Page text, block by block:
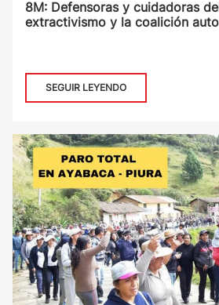
8M: Defensoras y cuidadoras
extractivismo y la coalición
SEGUIR LEYENDO